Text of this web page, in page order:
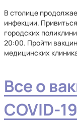
В столице
инфекции.
городских
20:00. Пройти
медицинских
Все о
COVID-19